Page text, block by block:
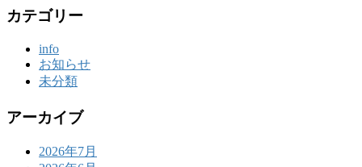
カテゴリー
info
お知らせ
未分類
アーカイブ
2026年7月